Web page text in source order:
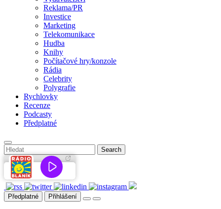
Reklama/PR
Investice
Marketing
Telekomunikace
Hudba
Knihy
Počítačové hry/konzole
Rádia
Celebrity
Polygrafie
Rychlovky
Recenze
Podcasty
Předplatné
Předplatné Přihlášení